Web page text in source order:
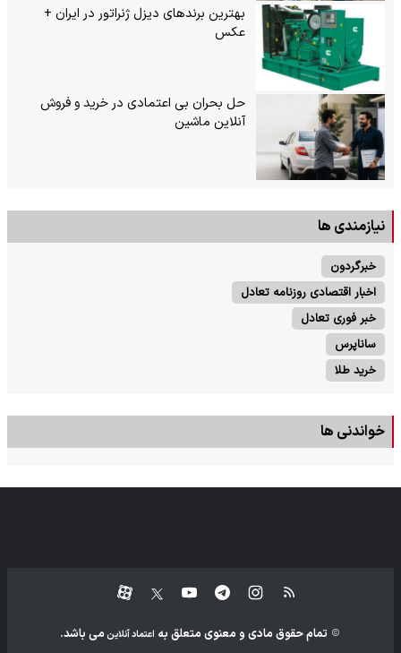
بهترین برندهای دیزل ژنراتور در ایران +
عکس
حل بحران بی‌ اعتمادی در خرید و فروش
آنلاین ماشین
نیازمندی ها
خبرگردون
اخبار اقتصادی روزنامه تعادل
خبر فوری تعادل
ساناپرس
خرید طلا
خواندنی ها
تمام حقوق مادی و معنوی متعلق به اعتماد آنلاین می باشد.